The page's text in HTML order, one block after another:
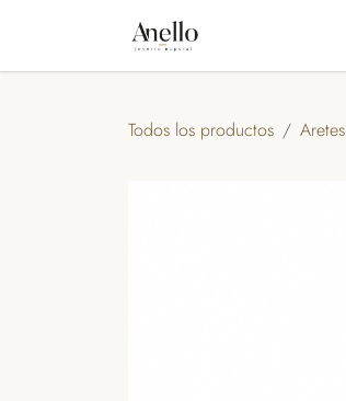
Todos los productos Aretes